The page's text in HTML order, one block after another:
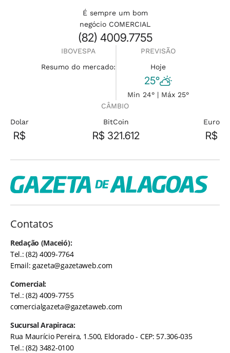
É sempre um bom
negócio COMERCIAL
(82) 4009.7755
IBOVESPA
Resumo do mercado:
PREVISÃO
Hoje
25°
Min 24° | Máx 25°
CÂMBIO
Dolar
R$
BitCoin
R$ 321.612
Euro
R$
Contatos
Redação (Maceió):
Tel.: (82) 4009-7764
Email:gazeta@gazetaweb.com
Comercial:
Tel.: (82) 4009-7755
comercialgazeta@gazetaweb.com
Sucursal Arapiraca:
Rua Maurício Pereira, 1.500, Eldorado - CEP: 57.306-035
Tel.: (82) 3482-0100